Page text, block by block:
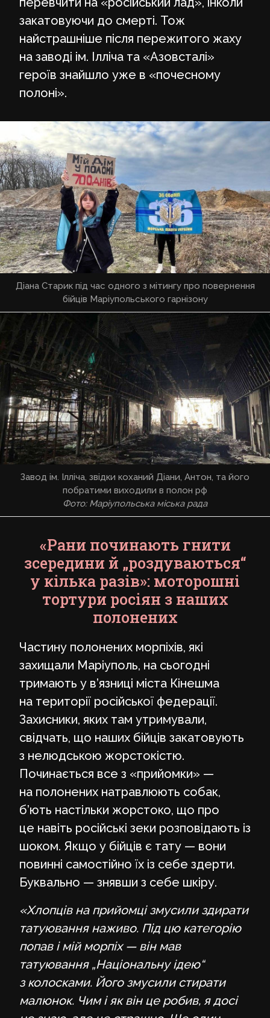
закатовуючи до смерті. Тож
найстрашніше після пережитого жаху
на заводі ім. Ілліча та «Азовсталі»
героїв знайшло уже в «почесному
полоні».
Діана Старик під час одного з мітингу про повернення
бійців Маріупольського гарнізону
Завод ім. Ілліча, звідки коханий Діани, Антон, та його
побратими виходили в полон рф
Фото: Маріупольська міська рада
«Рани починають гнити
зсередини й „роздуваються“
у кілька разів»: моторошні
тортури росіян з наших
полонених
Частину полонених морпіхів, які
захищали Маріуполь, на сьогодні
тримають у в’язниці міста Кінешма
на території російської федерації.
Захисники, яких там утримували,
свідчать, що наших бійців закатовують
з нелюдською жорстокістю.
Починається все з «прийомки» —
на полонених натравлюють собак,
б’ють настільки жорстоко, що про
це навіть російські зеки розповідають із
шоком. Якщо у бійців є тату — вони
повинні самостійно їх із себе здерти.
Буквально — знявши з себе шкіру.
«Хлопців на прийомці змусили здирати
татуювання наживо. Під цю категорію
попав і мій морпіх — він мав
татуювання „Національну ідею“
з колосками. Його змусили стирати
малюнок. Чим і як він це робив, я досі